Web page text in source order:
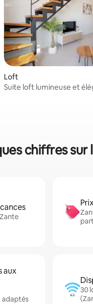
sur la base de 38
Loft
Suite loft lumineuse et
chiffres
aux
adaptés
30